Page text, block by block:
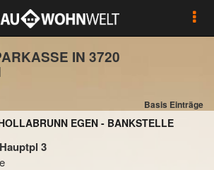
IN 3720
Basis Einträge
EGEN - BANKSTELLE
3